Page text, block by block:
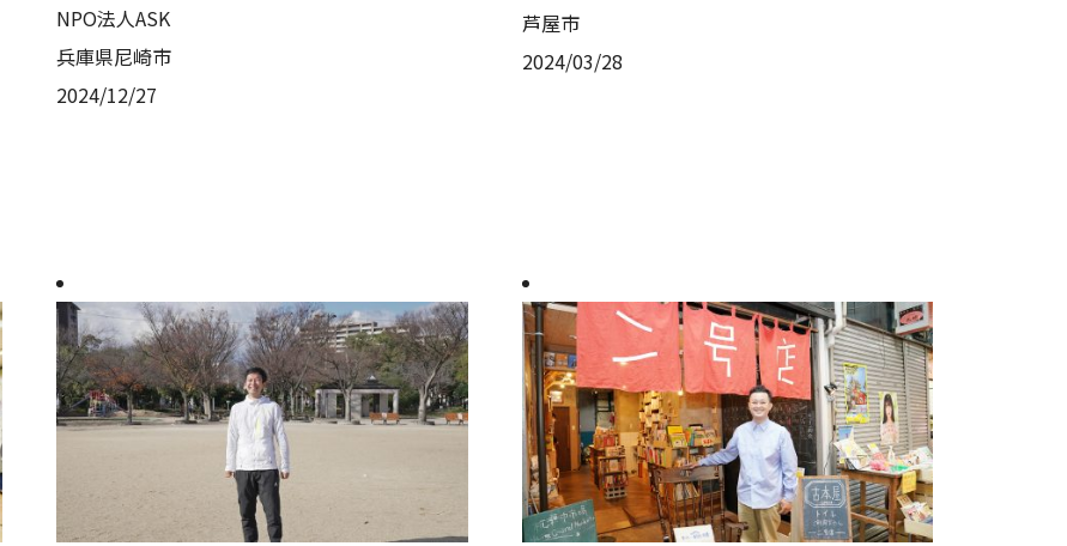
NPO法人ASK
兵庫県尼崎市
2024/12/27
芦屋市
2024/03/28